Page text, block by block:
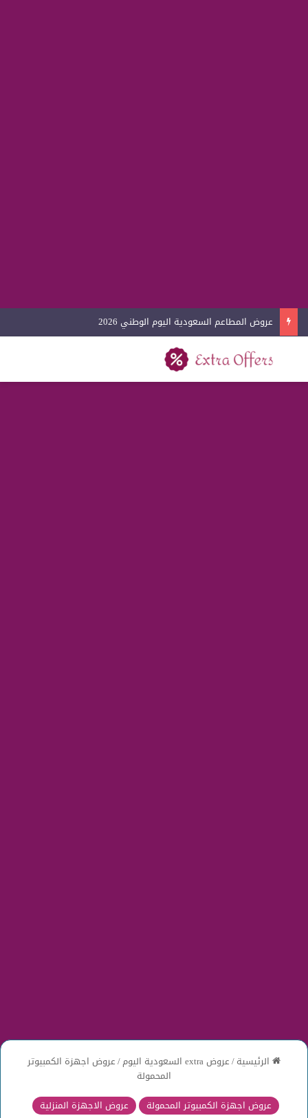
عروض الملابس اليوم الوطني 2026
بحث عن
الرئيسية/عروض extra السعودية اليوم /عروض اجهزة الكمبيوتر
المحمولة
عروض اجهزة الكمبيوتر المحمولة
عروض الاجهزة المنزلية